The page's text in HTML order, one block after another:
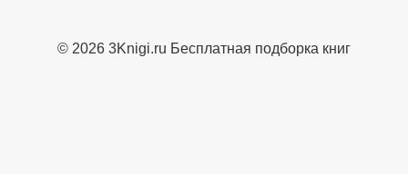
© 2026 3Knigi.ru Бесплатная подборка книг